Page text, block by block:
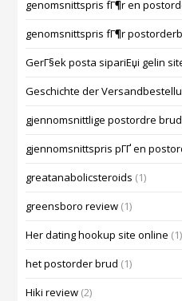
genomsnittspris fГ¶r en
genomsnittspris fГ¶r
GerГ§ek posta sipariЕџi gelin
Geschichte der
gjennomsnittlige postordre
gjennomsnittspris pГҐ en
greatanabolicsteroids (1)
greensboro review (1)
Her dating hookup site online (1)
het postorder brud (1)
Hiki review (2)